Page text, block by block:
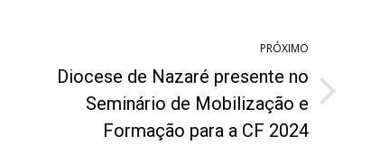
PRÓXIMO
Diocese de Nazaré presente no
Seminário de Mobilização e
Formação para a CF 2024